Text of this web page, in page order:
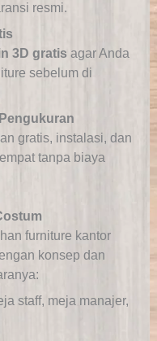
resmi.
3D gratis agar Anda
sebelum di
gratis, instalasi, dan
tanpa biaya
furniture kantor
konsep dan
staff, meja manajer,